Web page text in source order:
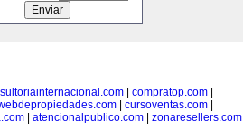
compratop.com
| cursoventas.com|
atencionalpublico.com zonaresellers.com